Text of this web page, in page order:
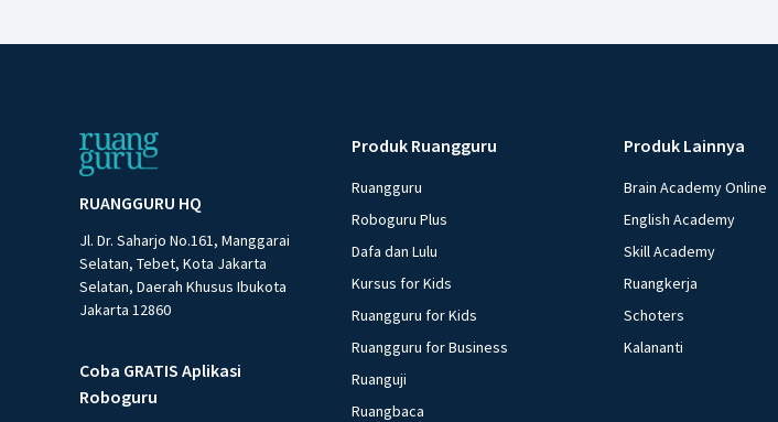
RUANGGURU HQ
Jl. Dr. Saharjo No.161, Manggarai
Selatan, Tebet, Kota Jakarta
Selatan, Daerah Khusus Ibukota
Jakarta 12860
Coba GRATIS Aplikasi
Roboguru
Produk Ruangguru
Ruangguru
Roboguru Plus
Dafa dan Lulu
Kursus for Kids
Ruangguru for Kids
Ruangguru for Business
Ruanguji
Ruangbaca
Produk Lainnya
Brain Academy Online
English Academy
Skill Academy
Ruangkerja
Schoters
Kalananti